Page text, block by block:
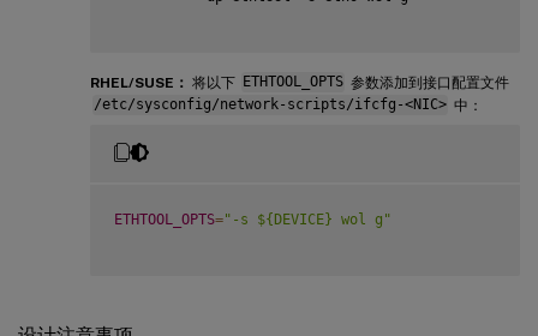
RHEL/SUSE： 将以下 ETHTOOL_OPTS 参数添加到接口配置文件
/etc/sysconfig/network-scripts/ifcfg-<NIC> 中：
ETHTOOL_OPTS="-s ${DEVICE} wol g"